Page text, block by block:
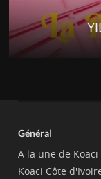
Général
A la une de Koaci
Koaci Côte